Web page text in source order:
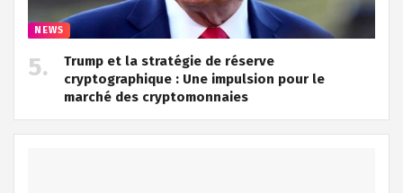
NEWS
Trump et la stratégie de réserve
cryptographique : Une impulsion pour le
marché des cryptomonnaies